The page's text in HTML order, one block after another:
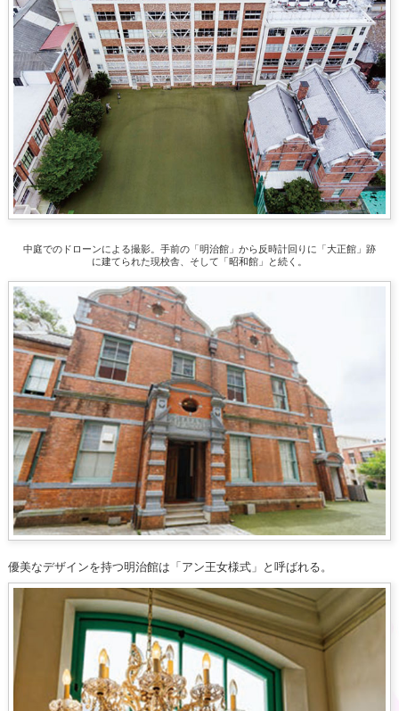
中庭でのドローンによる撮影。手前の「明治館」から反時計回りに「大正館」跡
に建てられた現校舎、そして「昭和館」と続く。
優美なデザインを持つ明治館は「アン王女様式」と呼ばれる。